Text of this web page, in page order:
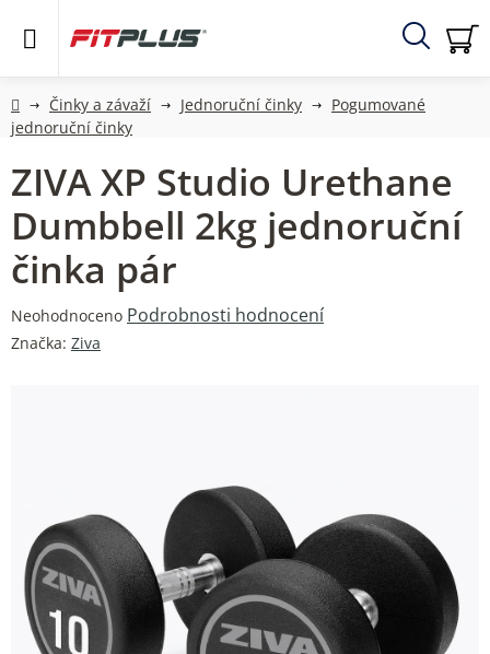
Hledat
DomůČinky a závaží Jednoruční činky
Pogumované
jednoruční činky
ZIVA XP Studio Urethane
Dumbbell 2kg jednoruční
činka pár
Průměrné
hodnocení
Neohodnoceno Podrobnosti hodnocení
Značka: Ziva